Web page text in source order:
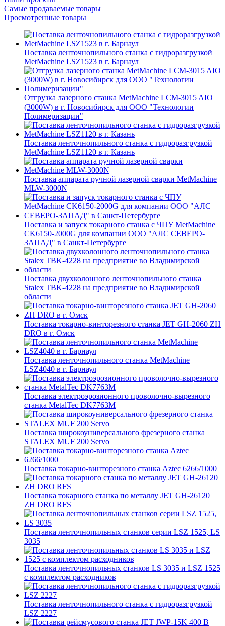
Самые продаваемые товары
Просмотренные товары
Поставка ленточнопильного станка c гидроразгрузкой
MetMachine LSZ1523 в г. Барнаул
Отгрузка лазерного станка MetMachine LCM-3015 AIO
(3000W) в г. Новосибирск для ООО "Технологии
Полимеризации"
Поставка ленточнопильного станка c гидроразгрузкой
MetMachine LSZ1120 в г. Казань
Поставка аппарата ручной лазерной сварки MetMachine
MLW-3000N
Поставка и запуск токарного станка с ЧПУ MetMachine
CK6150-2000G для компании ООО "АЛС СЕВЕРО-
ЗАПАД" в Санкт-Петербурге
Поставка двухколонного ленточнопильного станка
Stalex TBK-4228 на предприятие во Владимирской
области
Поставка токарно-винторезного станка JET GH-2060 ZH
DRO в г. Омск
Поставка ленточнопильного станка MetMachine
LSZ4040 в г. Барнаул
Поставка электроэрозионного проволочно-вырезного
станка MetalTec DK7763M
Поставка широкоуниверсального фрезерного станка
STALEX MUF 200 Servo
Поставка токарно-винторезного станка Aztec 6266/1000
Поставка токарного станка по металлу JET GH-26120
ZH DRO RFS
Поставка ленточнопильных станков серии LSZ 1525, LS
3035
Поставка ленточнопильных станков LS 3035 и LSZ 1525
с комплектом расходников
Поставка ленточнопильного станка c гидроразгрузкой
LSZ 2227